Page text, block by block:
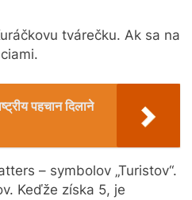
tvárečku. Ak sa na
पहचान दिलाने
– symbolov „Turistov“.
Keďže získa 5, je